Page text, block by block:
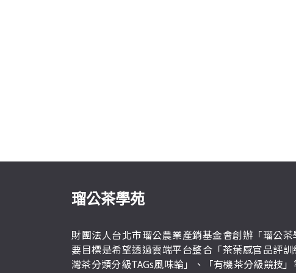
瑠公茶學苑
財團法人台北市瑠公農業產銷基金會創辦「瑠公茶
要目標是希望透過雲端平台整合「茶葉感官品評訓
灣茶分類分級TAGs風味輪」、「有機茶分級競技